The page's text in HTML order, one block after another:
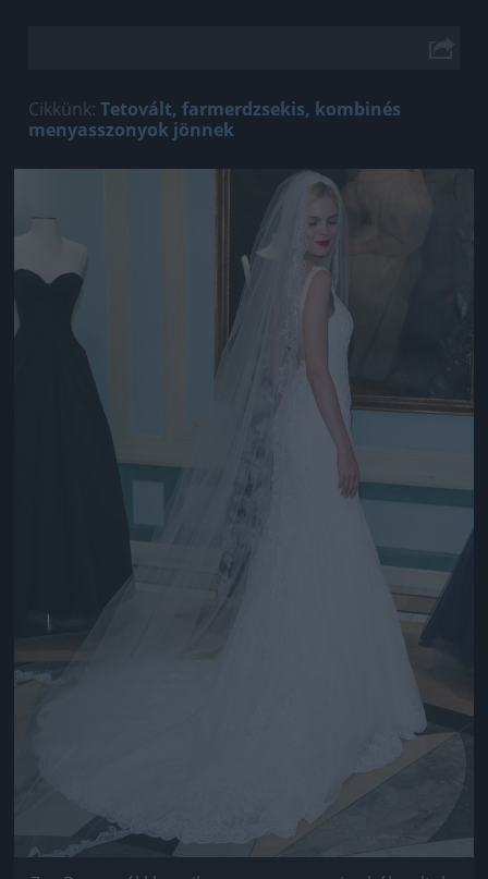
Cikkünk: Tetovált, farmerdzsekis, kombinés
menyasszonyok jönnek
Jön még kép!